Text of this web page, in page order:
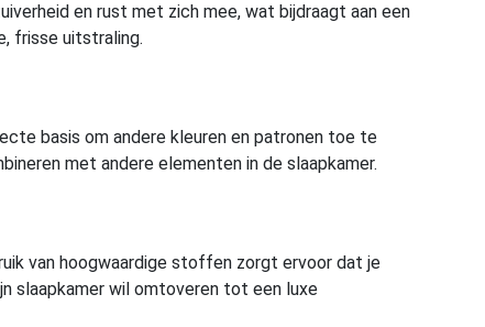
en rust met zich mee, wat bijdraagt aan een
frisse uitstraling.
basis om andere kleuren en patronen toe te
met andere elementen in de slaapkamer.
van hoogwaardige stoffen zorgt ervoor dat je
slaapkamer wil omtoveren tot een luxe